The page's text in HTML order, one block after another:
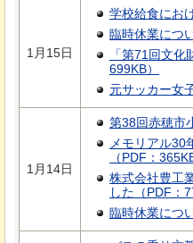
1月15日
学校給食にお
臨時休業につ
「第71回文
699KB）
元サッカー女
1月14日
第38回赤穂市
メモリアル30
（PDF：
株式会社豊工
した（PDF：
臨時休業につ